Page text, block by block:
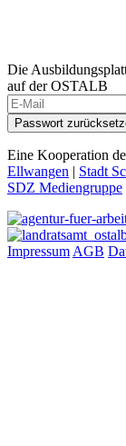
Die
auf der OSTALB
Passwort
Eine Kooperation
Ellwangen | Stadt
SDZ Mediengruppe
Impressum AGB